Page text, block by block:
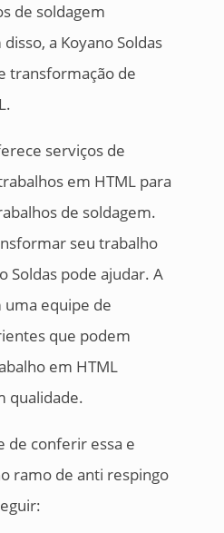
de soldagem
a Koyano Soldas
transformação de
serviços de
em HTML para
de soldagem.
seu trabalho
Soldas pode ajudar. A
uma equipe de
que podem
em HTML
qualidade.
de conferir essa e
ramo de anti respingo